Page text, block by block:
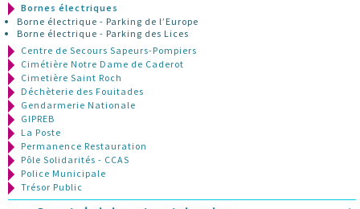
Bornes électriques
Borne électrique - Parking de l’Europe
Borne électrique - Parking des Lices
Centre de Secours Sapeurs-Pompiers
Cimétière Notre Dame de Caderot
Cimetière Saint Roch
Déchèterie des Fouitades
Gendarmerie Nationale
GIPREB
La Poste
Permanence Restauration
Pôle Solidarités - CCAS
Police Municipale
Trésor Public